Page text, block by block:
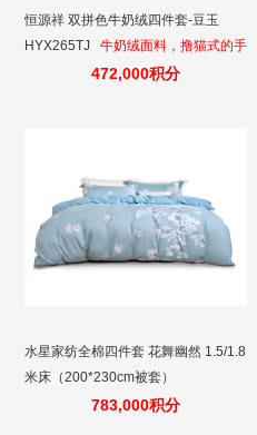
恒源祥 双拼色牛奶绒四件套-豆玉
HYX265TJ
牛奶绒面料，撸猫式的手
感，保暖聚温。472,000积分
水星家纺全棉四件套 花舞幽然 1.5/1.8
米床（200*230cm被套）
783,000积分